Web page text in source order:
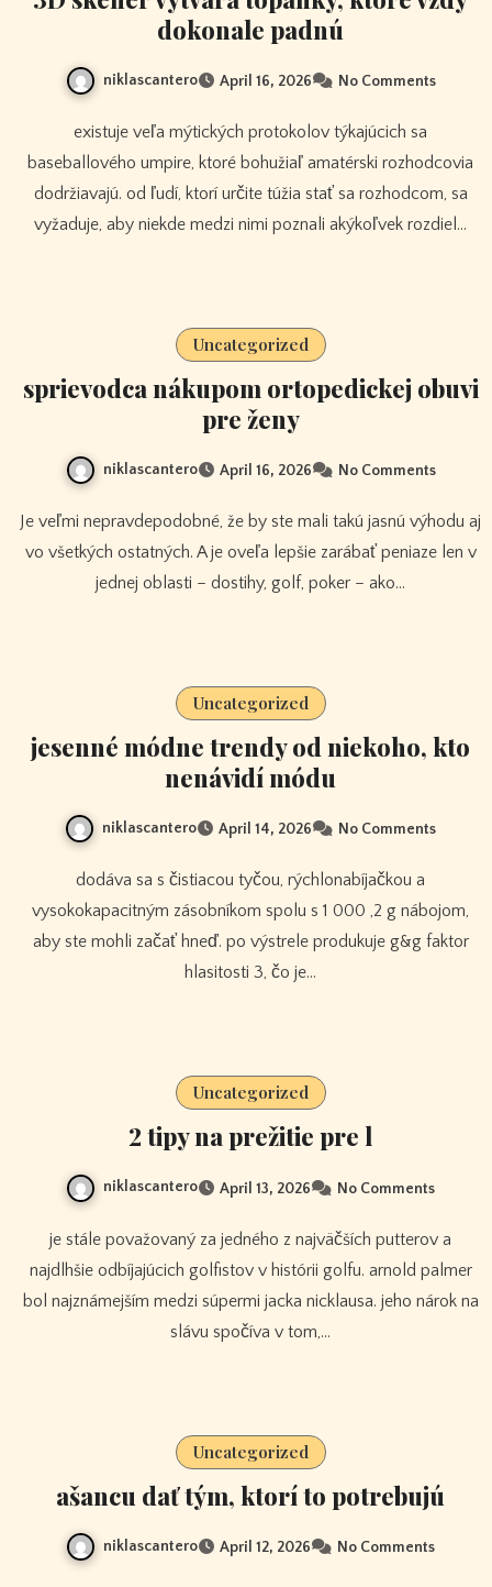
dokonale padnú
niklascantero April 16, 2026 No Comments
existuje veľa mýtických protokolov týkajúcich sa
baseballového umpire, ktoré bohužiaľ amatérski rozhodcovia
dodržiavajú. od ľudí, ktorí určite túžia stať sa rozhodcom, sa
vyžaduje, aby niekde medzi nimi poznali akýkoľvek rozdiel…
Uncategorized
sprievodca nákupom ortopedickej obuvi
pre ženy
niklascantero April 16, 2026 No Comments
Je veľmi nepravdepodobné, že by ste mali takú jasnú výhodu aj
vo všetkých ostatných. A je oveľa lepšie zarábať peniaze len v
jednej oblasti – dostihy, golf, poker – ako…
Uncategorized
jesenné módne trendy od niekoho, kto
nenávidí módu
niklascantero April 14, 2026 No Comments
dodáva sa s čistiacou tyčou, rýchlonabíjačkou a
vysokokapacitným zásobníkom spolu s 1 000 ,2 g nábojom,
aby ste mohli začať hneď. po výstrele produkuje g&g faktor
hlasitosti 3, čo je…
Uncategorized
2 tipy na prežitie pre l
niklascantero April 13, 2026 No Comments
je stále považovaný za jedného z najväčších putterov a
najdlhšie odbíjajúcich golfistov v histórii golfu. arnold palmer
bol najznámejším medzi súpermi jacka nicklausa. jeho nárok na
slávu spočíva v tom,…
Uncategorized
ašancu dať tým, ktorí to potrebujú
niklascantero April 12, 2026 No Comments